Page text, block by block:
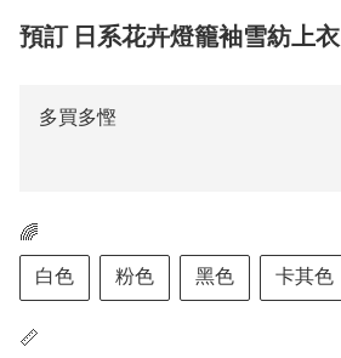
預訂 日系花卉燈籠袖雪紡上衣
多買多慳
🌈
白色
粉色 黑色 卡其色
📏